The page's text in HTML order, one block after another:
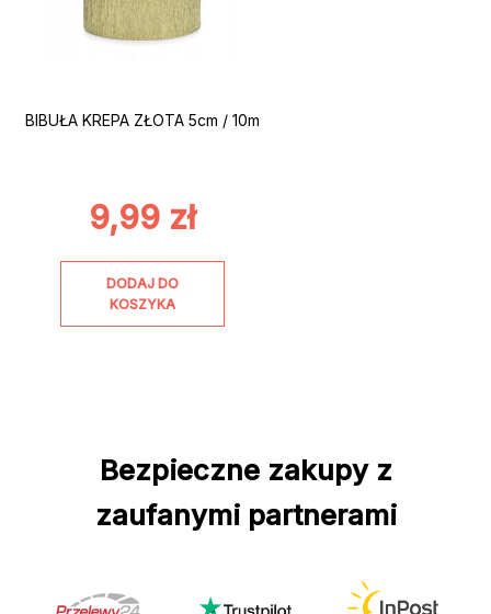
BIBUŁA KREPA ZŁOTA 5cm / 10m
9,99 zł
DODAJ DO
KOSZYKA
Bezpieczne zakupy z
zaufanymi partnerami